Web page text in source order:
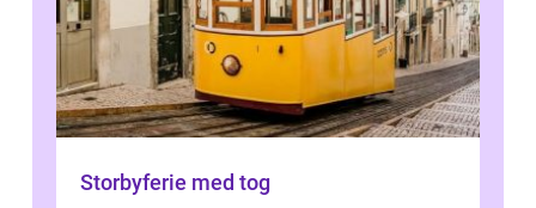
Storbyferie med tog